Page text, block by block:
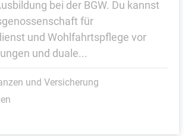
bei der BGW. Du kannst
für
und Wohlfahrtspflege vor
und duale...
und Versicherung